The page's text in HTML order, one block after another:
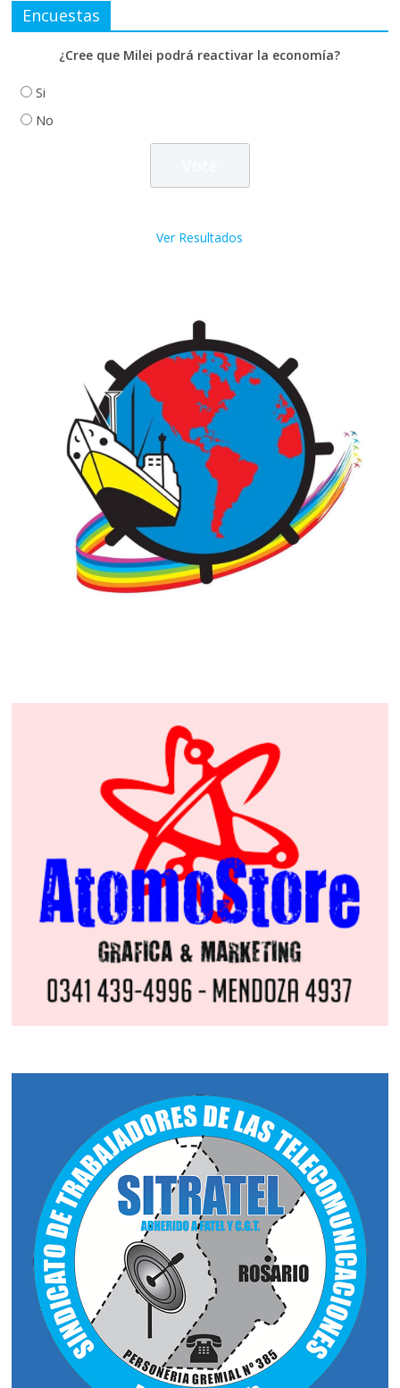
Encuestas
¿Cree que Milei podrá reactivar la economía?
Si
No
Ver Resultados